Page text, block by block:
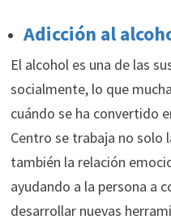
Adicción al
El alcohol es una de las
socialmente, lo que
cuándo se ha convertido
Centro se trabaja no solo
también la relación
ayudando a la persona a
desarrollar nuevas